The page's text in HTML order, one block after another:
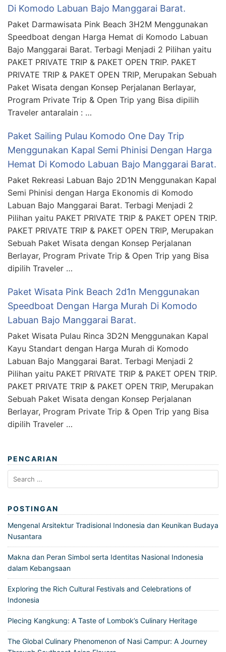
Di Komodo Labuan Bajo Manggarai Barat.
Paket Darmawisata Pink Beach 3H2M Menggunakan
Speedboat dengan Harga Hemat di Komodo Labuan
Bajo Manggarai Barat. Terbagi Menjadi 2 Pilihan yaitu
PAKET PRIVATE TRIP & PAKET OPEN TRIP. PAKET
PRIVATE TRIP & PAKET OPEN TRIP, Merupakan Sebuah
Paket Wisata dengan Konsep Perjalanan Berlayar,
Program Private Trip & Open Trip yang Bisa dipilih
Traveler antaralain : …
Paket Sailing Pulau Komodo One Day Trip
Menggunakan Kapal Semi Phinisi Dengan Harga
Hemat Di Komodo Labuan Bajo Manggarai Barat.
Paket Rekreasi Labuan Bajo 2D1N Menggunakan Kapal
Semi Phinisi dengan Harga Ekonomis di Komodo
Labuan Bajo Manggarai Barat. Terbagi Menjadi 2
Pilihan yaitu PAKET PRIVATE TRIP & PAKET OPEN TRIP.
PAKET PRIVATE TRIP & PAKET OPEN TRIP, Merupakan
Sebuah Paket Wisata dengan Konsep Perjalanan
Berlayar, Program Private Trip & Open Trip yang Bisa
dipilih Traveler …
Paket Wisata Pink Beach 2d1n Menggunakan
Speedboat Dengan Harga Murah Di Komodo
Labuan Bajo Manggarai Barat.
Paket Wisata Pulau Rinca 3D2N Menggunakan Kapal
Kayu Standart dengan Harga Murah di Komodo
Labuan Bajo Manggarai Barat. Terbagi Menjadi 2
Pilihan yaitu PAKET PRIVATE TRIP & PAKET OPEN TRIP.
PAKET PRIVATE TRIP & PAKET OPEN TRIP, Merupakan
Sebuah Paket Wisata dengan Konsep Perjalanan
Berlayar, Program Private Trip & Open Trip yang Bisa
dipilih Traveler …
PENCARIAN
Search
for:
POSTINGAN
Mengenal Arsitektur Tradisional Indonesia dan Keunikan Budaya
Nusantara
Makna dan Peran Simbol serta Identitas Nasional Indonesia
dalam Kebangsaan
Exploring the Rich Cultural Festivals and Celebrations of
Indonesia
Plecing Kangkung: A Taste of Lombok’s Culinary Heritage
The Global Culinary Phenomenon of Nasi Campur: A Journey